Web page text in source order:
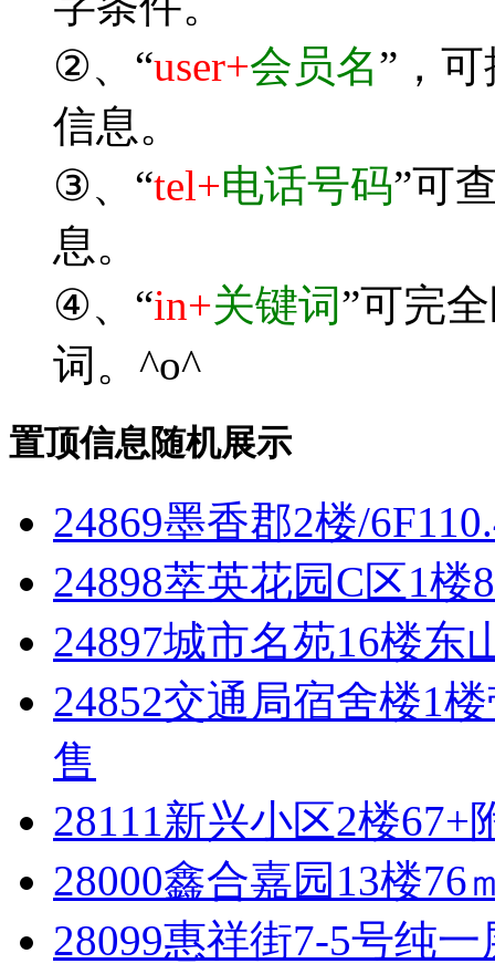
②、“user+会员名”，
信息。
③、“tel+电话号码”可
息。
④、“in+关键词”可完
词。^o^
置顶信息随机展示
24869墨香郡2楼/
24898萃英花园C区1楼
24897城市名苑16楼东
24852交通局宿舍楼1
售
28111新兴小区2楼67+
28000鑫合嘉园13楼76
28099惠祥街7-5号纯